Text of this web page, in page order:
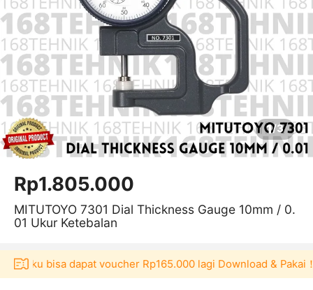
1/3
Rp1.805.000
MITUTOYO 7301 Dial Thickness Gauge 10mm / 0.
01 Ukur Ketebalan
bisa dapat voucher Rp165.000 lagi Download & Pakai！